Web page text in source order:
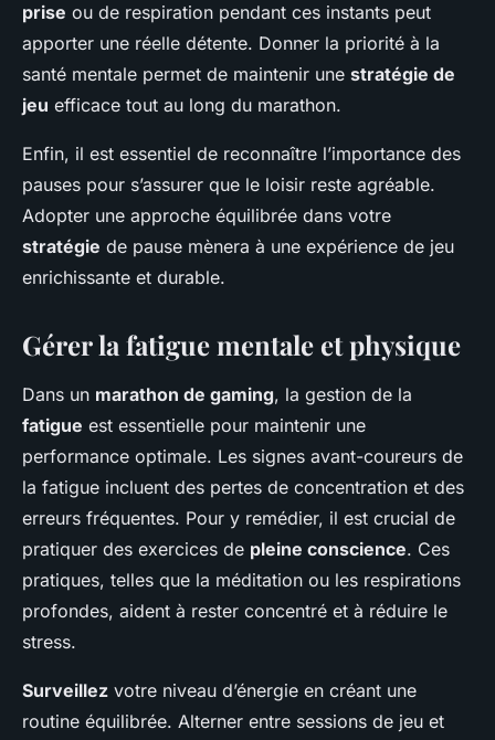
prise ou de respiration pendant ces instants peut
apporter une réelle détente. Donner la priorité à la
santé mentale permet de maintenir une stratégie de
jeu efficace tout au long du marathon.
Enfin, il est essentiel de reconnaître l’importance des
pauses pour s’assurer que le loisir reste agréable.
Adopter une approche équilibrée dans votre
stratégie de pause mènera à une expérience de jeu
enrichissante et durable.
Gérer la fatigue mentale et physique
Dans un marathon de gaming, la gestion de la
fatigue est essentielle pour maintenir une
performance optimale. Les signes avant-coureurs de
la fatigue incluent des pertes de concentration et des
erreurs fréquentes. Pour y remédier, il est crucial de
pratiquer des exercices de pleine conscience. Ces
pratiques, telles que la méditation ou les respirations
profondes, aident à rester concentré et à réduire le
stress.
Surveillez votre niveau d’énergie en créant une
routine équilibrée. Alterner entre sessions de jeu et